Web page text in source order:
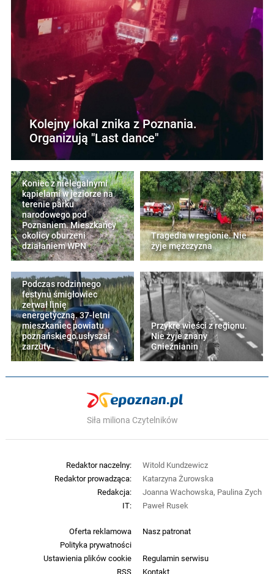
Kolejny lokal znika z Poznania.
Organizują "Last dance"
Koniec z nielegalnymi
kąpielami w jeziorze na
terenie parku
narodowego pod
Poznaniem. Mieszkańcy
okolicy oburzeni
działaniem WPN
Tragedia w regionie. Nie
żyje mężczyzna
Podczas rodzinnego
festynu śmigłowiec
zerwał linię
energetyczną. 37-letni
mieszkaniec powiatu
poznańskiego usłyszał
zarzuty
Przykre wieści z regionu.
Nie żyje znany
Gnieźnianin
Siła miliona Czytelników
Oferta reklamowa
Nasz patronat
Polityka prywatności
Ustawienia plików cookie
Regulamin serwisu
RSS
Kontakt
Redaktor naczelny:
Witold Kundzewicz
Redaktor prowadząca:
Katarzyna Żurowska
Redakcja:
Joanna Wachowska, Paulina Zych
IT:
Paweł Rusek